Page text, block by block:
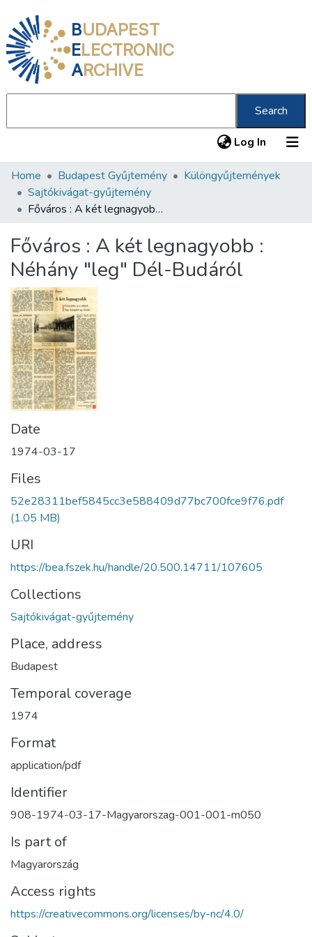
BUDAPEST
ELECTRONIC
ARCHIVE
Search
Log In (current)
Communities & Collections
All of DSpace
About us
Home Budapest Gyűjtemény
Különgyűjtemények
Sajtókivágat-gyűjtemény
Főváros : A két legnagyobb : Néhány "leg" Dél-Budáról
Főváros : A két legnagyobb :
Néhány "leg" Dél-Budáról
Date
1974-03-17
Files
52e28311bef5845cc3e588409d77bc700fce9f76.pdf
(1.05 MB)
URI
https://bea.fszek.hu/handle/20.500.14711/107605
Collections
Sajtókivágat-gyűjtemény
Place, address
Budapest
Temporal coverage
1974
Format
application/pdf
Identifier
908-1974-03-17-Magyarorszag-001-001-m050
Is part of
Magyarország
Access rights
https://creativecommons.org/licenses/by-nc/4.0/